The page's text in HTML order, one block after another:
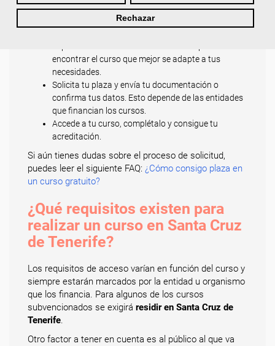
Rechazar
requisitos de acceso a un curso.Es imprescindible,
en algunos casos, que residas en Santa Cruz de
encontrar el curso que mejor se adapte a tus
necesidades.
Solicita tu plaza y envía tu documentación o
confirma tus datos. Esto depende de las entidades
que financian los cursos.
Accede a tu curso, complétalo y consigue tu
acreditación.
Si aún tienes dudas sobre el proceso de solicitud,
puedes leer el siguiente FAQ: ¿Cómo consigo plaza en
un curso gratuito?
¿Qué requisitos existen para
realizar un curso en Santa Cruz
de Tenerife?
Los requisitos de acceso varían en función del curso y
siempre estarán marcados por la entidad u organismo
que los financia. Para algunos de los cursos
subvencionados se exigirá residir en Santa Cruz de
Tenerife.
Otro factor a tener en cuenta es al público al que va